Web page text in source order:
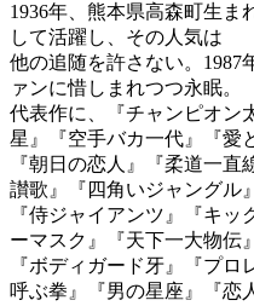
1936年、熊本県高森町生ま
して活躍し、その人気は
他の追随を許さない。1987
ァンに惜しまれつつ永眠。
代表作に、『チャンピオン
星』『空手バカ一代』『愛
『朝日の恋人』『柔道一
讃歌』『四角いジャングル』
『侍ジャイアンツ』『キ
ーマスク』『天下一大物伝』
『ボディガード牙』『プ
呼ぶ拳』『男の星座』『恋